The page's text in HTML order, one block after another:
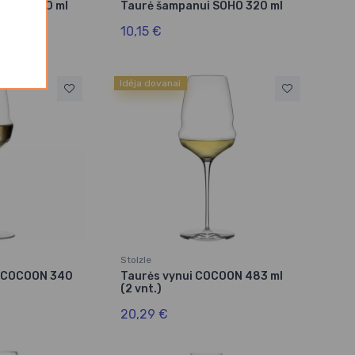
190 ml Taurė šampanui SOHO 320 ml
10,15 €
340
Idėja dovanai
Stolzle
Taurės vynui COCOON 483 ml
(2 vnt.)
20,29 €